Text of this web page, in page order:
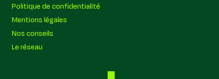
Hors ligne
On est hors ligne pour le moment
Écrivez-nous quand même et nous vous répondrons à notre
retour.
Politique de confidentialité
Mentions légales
Nos conseils
Le réseau